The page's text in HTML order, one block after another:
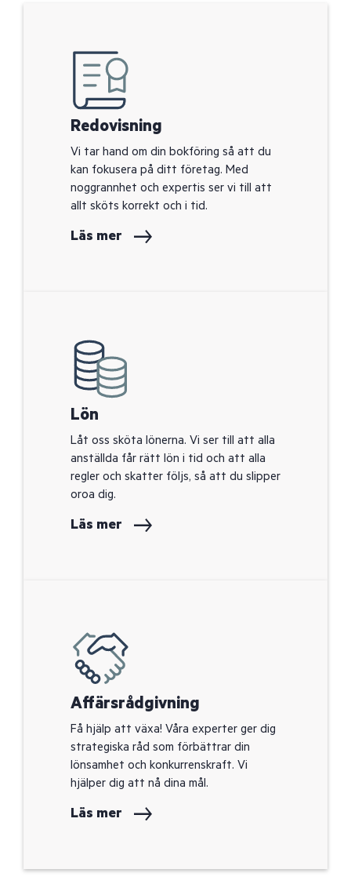
Redovisning
Vi tar hand om din bokföring så att du
kan fokusera på ditt företag. Med
noggrannhet och expertis ser vi till att
allt sköts korrekt och i tid.
Läs mer
Lön
Låt oss sköta lönerna. Vi ser till att alla
anställda får rätt lön i tid och att alla
regler och skatter följs, så att du slipper
oroa dig.
Läs mer
Affärsrådgivning
Få hjälp att växa! Våra experter ger dig
strategiska råd som förbättrar din
lönsamhet och konkurrenskraft. Vi
hjälper dig att nå dina mål.
Läs mer